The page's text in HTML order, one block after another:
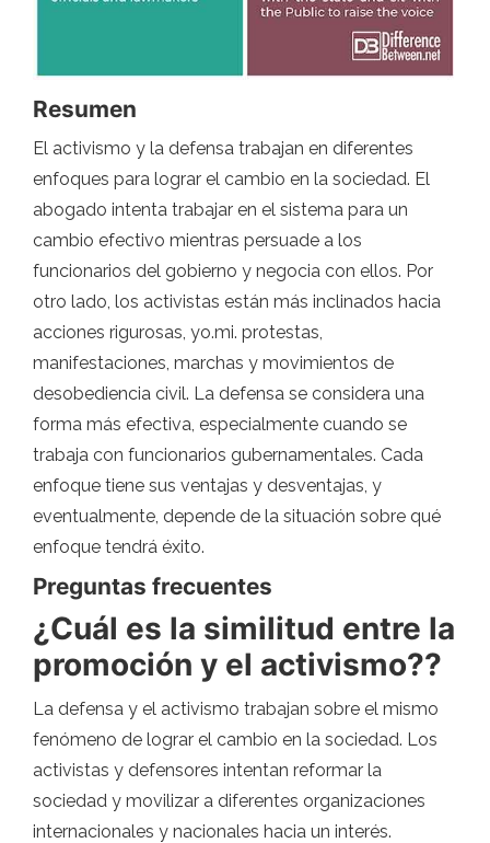
Resumen
El activismo y la defensa trabajan en diferentes
enfoques para lograr el cambio en la sociedad. El
abogado intenta trabajar en el sistema para un
cambio efectivo mientras persuade a los
funcionarios del gobierno y negocia con ellos. Por
otro lado, los activistas están más inclinados hacia
acciones rigurosas, yo.mi. protestas,
manifestaciones, marchas y movimientos de
desobediencia civil. La defensa se considera una
forma más efectiva, especialmente cuando se
trabaja con funcionarios gubernamentales. Cada
enfoque tiene sus ventajas y desventajas, y
eventualmente, depende de la situación sobre qué
enfoque tendrá éxito.
Preguntas frecuentes
¿Cuál es la similitud entre la
promoción y el activismo??
La defensa y el activismo trabajan sobre el mismo
fenómeno de lograr el cambio en la sociedad. Los
activistas y defensores intentan reformar la
sociedad y movilizar a diferentes organizaciones
internacionales y nacionales hacia un interés.